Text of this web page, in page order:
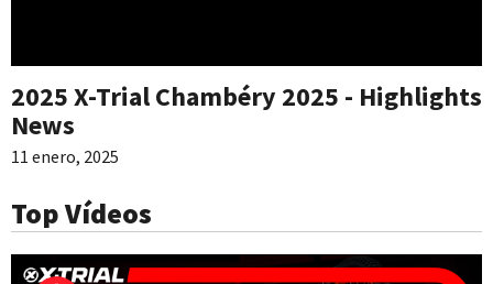
2025 X-Trial Chambéry 2025 - Highlights
News
11 enero, 2025
Top Vídeos